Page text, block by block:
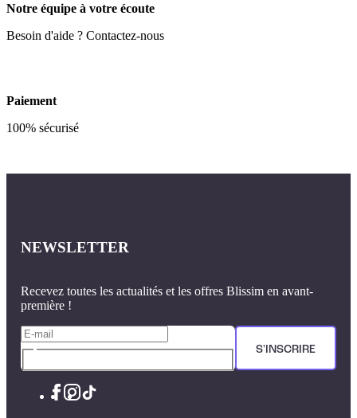
Notre équipe à votre écoute
Besoin d'aide ? Contactez-nous
Paiement
100% sécurisé
NEWSLETTER
Recevez toutes les actualités et les offres Blissim en avant-
première !
S'INSCRIRE